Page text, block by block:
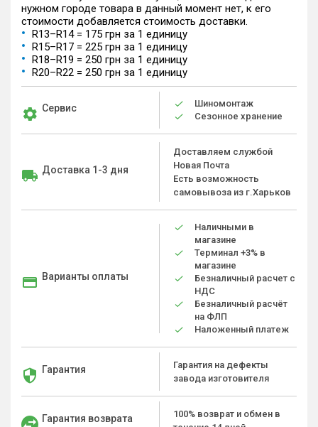
нужном городе товара в данный момент нет, к его
стоимости добавляется стоимость доставки.
R13–R14 = 175 грн за 1 единицу
R15–R17 = 225 грн за 1 единицу
R18–R19 = 250 грн за 1 единицу
R20–R22 = 250 грн за 1 единицу
Сервис
Шиномонтаж
Сезонное хранение
Доставка 1-3 дня
Доставляем службой
Новая Почта
Есть возможность
самовывоза из г.Харьков
Варианты оплаты
Наличными в
магазине
Терминал +3% в
магазине
Безналичный расчет с
НДС
Безналичный расчёт
на ФЛП
Наложенный платеж
Гарантия
Гарантия на дефекты
завода изготовителя
Гарантия возврата
100% возврат и обмен в